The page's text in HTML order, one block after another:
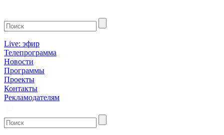
Live: эфир
Телепрограмма
Новости
Программы
Проекты
Контакты
Рекламодателям